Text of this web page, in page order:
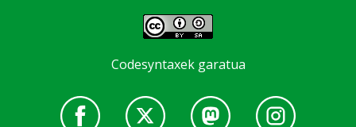
Codesyntaxek garatua